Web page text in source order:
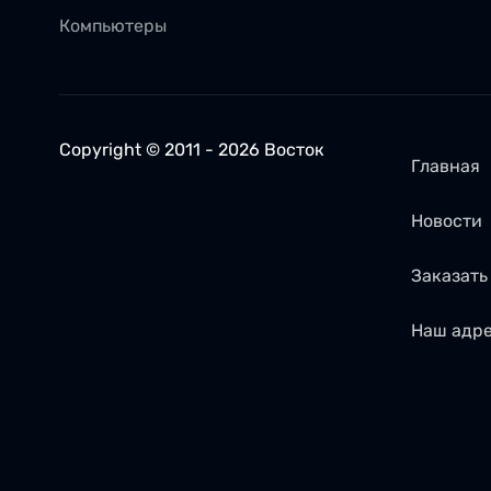
Компьютеры
Copyright © 2011 - 2026 Восток
Главная
Новости
Наш